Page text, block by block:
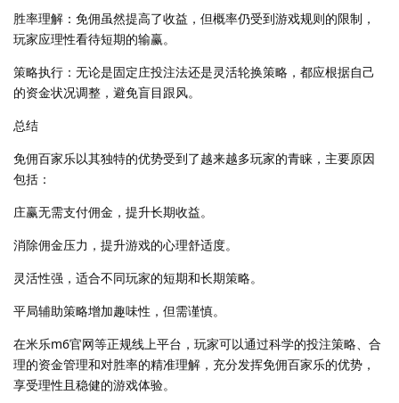
胜率理解：免佣虽然提高了收益，但概率仍受到游戏规则的限制，
玩家应理性看待短期的输赢。
策略执行：无论是固定庄投注法还是灵活轮换策略，都应根据自己
的资金状况调整，避免盲目跟风。
总结
免佣百家乐以其独特的优势受到了越来越多玩家的青睐，主要原因
包括：
庄赢无需支付佣金，提升长期收益。
消除佣金压力，提升游戏的心理舒适度。
灵活性强，适合不同玩家的短期和长期策略。
平局辅助策略增加趣味性，但需谨慎。
在米乐m6官网等正规线上平台，玩家可以通过科学的投注策略、合
理的资金管理和对胜率的精准理解，充分发挥免佣百家乐的优势，
享受理性且稳健的游戏体验。